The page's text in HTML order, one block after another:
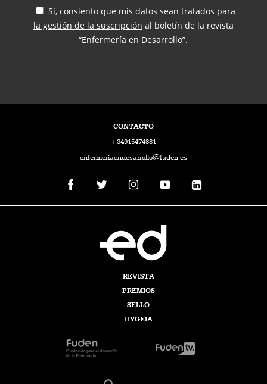
Sí, consiento que mis datos sean tratados para
la gestión de la suscripción al boletín de la revista
“Enfermería en Desarrollo”.
CONTACTO
+34915474881
enfermeriaendesarrollo@fuden.es
REVISTA
PREMIOS
SELLO
HYGEIA